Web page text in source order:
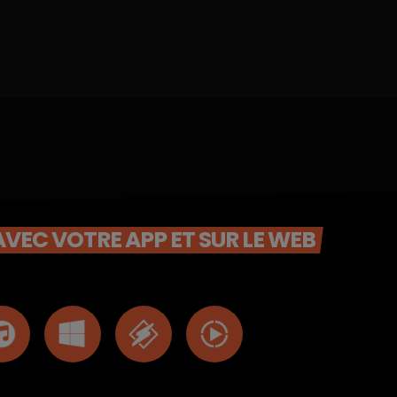
VOTRE APP ET SUR LE WEB